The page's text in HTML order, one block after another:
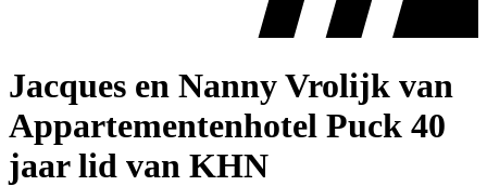
Jacques en Nanny Vrolijk van
Appartementenhotel Puck 40
jaar lid van KHN